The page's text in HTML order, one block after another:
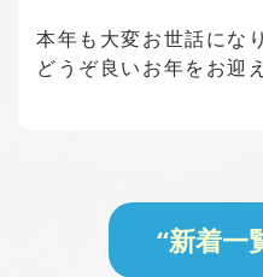
本年も大変お世話にな
どうぞ良いお年をお迎
“新着一